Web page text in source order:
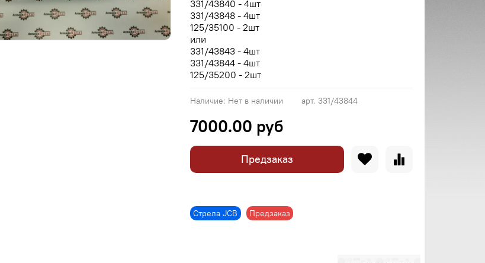
арт. 331/43844
Наличие: Нет в наличии
Стрела JCB Предзаказ
7000.00 руб
Предзаказ
331/43840 - 4шт
331/43848 - 4шт
125/35100 - 2шт
или
331/43843 - 4шт
331/43844 - 4шт
125/35200 - 2шт